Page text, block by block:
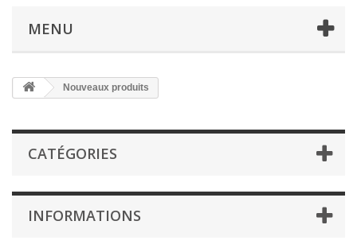
MENU
Nouveaux produits
CATÉGORIES
INFORMATIONS